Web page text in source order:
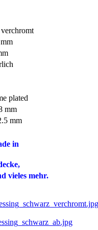
plated
mm
mm
in
vieles mehr.